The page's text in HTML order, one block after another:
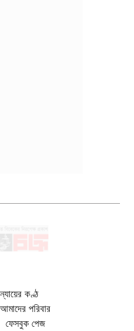
কণ্ঠ
আমাদের পরিবার
ফেসবুক পেজ